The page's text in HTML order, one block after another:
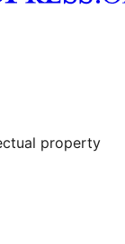
property